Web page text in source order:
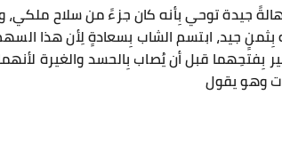
جيدة توحي بِأنه كان جزءً من سلاح ملكي،
بِثمنٍ جيد، ابتسم الشاب بِسعادةٍ لِأن هذا
بِفتحِهما قبل أن يُصاب بِالحسد والغيرة
وهو يقول